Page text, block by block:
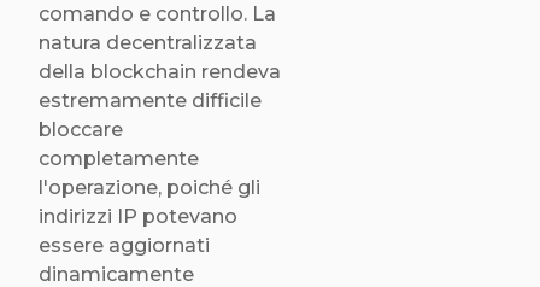
comando e controllo. La
natura decentralizzata
della blockchain rendeva
estremamente difficile
bloccare
completamente
l'operazione, poiché gli
indirizzi IP potevano
essere aggiornati
dinamicamente